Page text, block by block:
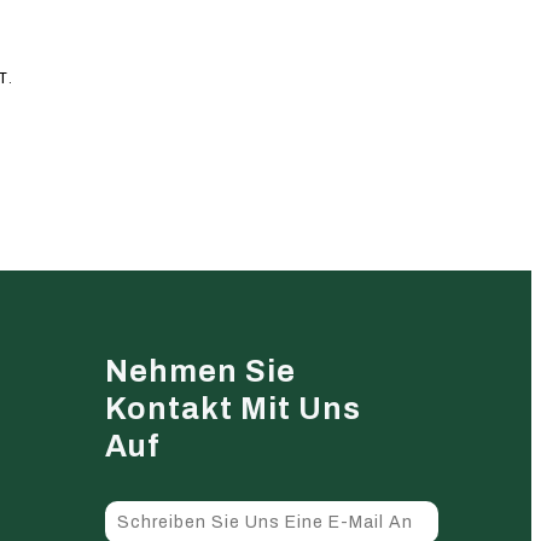
Nehmen Sie
Kontakt Mit Uns
Auf